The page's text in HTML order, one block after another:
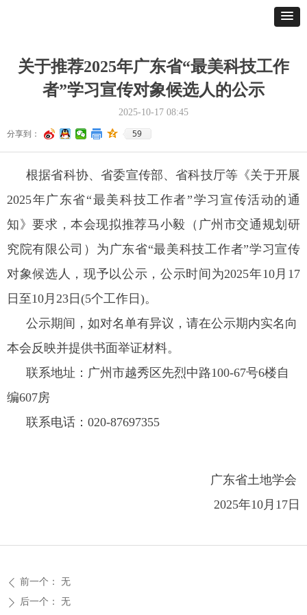
关于推荐2025年广东省“最美科技工作
者”学习宣传对象候选人的公示
2025-10-17 08:45
根据省科协、省委宣传部、省科技厅等《关于开展
2025年广东省“最美科技工作者”学习宣传活动的通
知》要求，本会现拟推荐马小毅（广州市交通规划研
究院有限公司）为广东省“最美科技工作者”学习宣传
对象候选人，现予以公示，公示时间为2025年10月17
日至10月23日(5个工作日)。
公示期间，如对名单有异议，请在公示期内实名向
本会反映并提供书面举证材料。
联系地址：广州市越秀区先烈中路100-67号6楼自
编607房
联系电话：020-87697355
广东省土地学会
2025年10月17日
ꄴ 前一个： 无
ꄲ 后一个： 无
分享到： 59